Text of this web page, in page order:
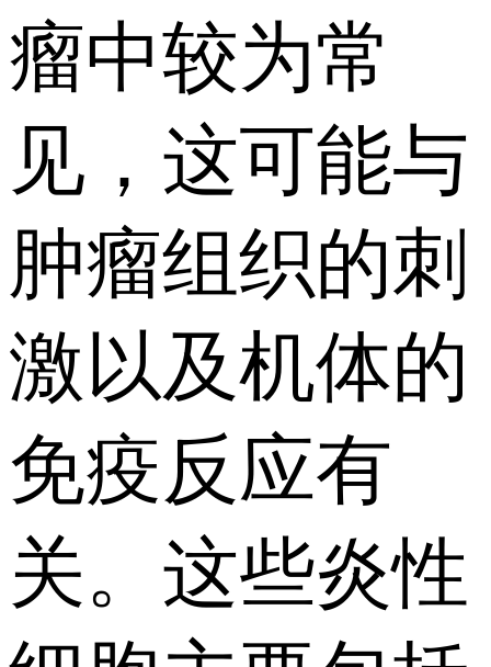
瘤中较为常
见，这可能与
肿瘤组织的刺
激以及机体的
免疫反应有
关。这些炎性